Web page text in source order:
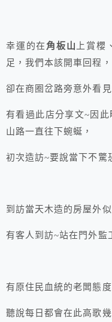
幸運的在 角板山 上賞櫻
足，我們本該開車回程，
卻在商圈岔路旁意外看見
有看過此店分享文~因
山路一直往下蜿蜒，
初次造訪~要說當下不驚
到訪當天木造的房屋外
有客人到訪~站在門外監
有原住民血統的老闆態度
聽說每日都會在此高歌